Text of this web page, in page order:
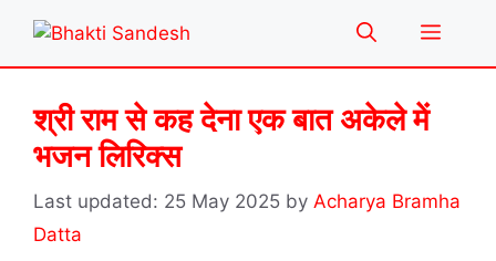
content
Menu
श्री राम से कह देना एक बात अकेले में
भजन लिरिक्स
25 May 2025 by Acharya Bramha
Datta